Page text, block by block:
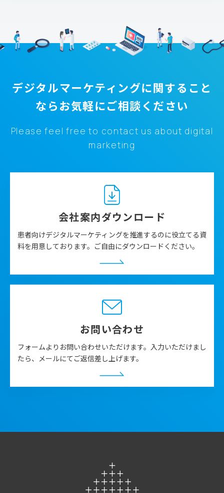
デジタルマーケティングに関すること
ならお気軽にご相談ください
Please feel free to contact us about digital
marketing
会社案内ダウンロード
患者向けデジタルマーケティングを推進するのに役立てる資
料を用意しております。ご自由にダウンロードください。
お問い合わせ
フォームよりお問い合わせいただけます。入力いただけまし
たら、メールにてご返信差し上げます。